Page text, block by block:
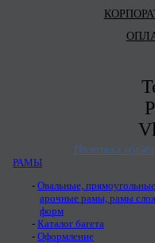
Политика
РАМЫ
Овальные,
арочные рамы, рамы
форм
Каталог багета
Оформление